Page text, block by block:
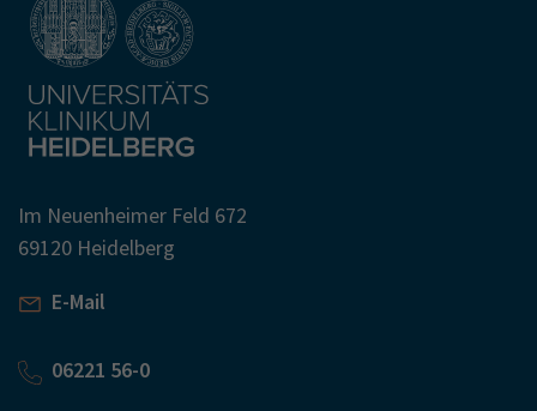
Im Neuenheimer Feld 672
69120 Heidelberg
E-Mail
06221 56-0